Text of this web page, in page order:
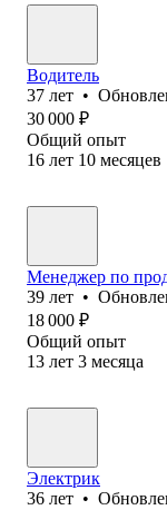
Водитель
37 лет •
30 000 ₽
Общий опыт
16 лет 10 месяцев
Менеджер по
39 лет •
18 000 ₽
Общий опыт
13 лет 3 месяца
Электрик
36 лет •